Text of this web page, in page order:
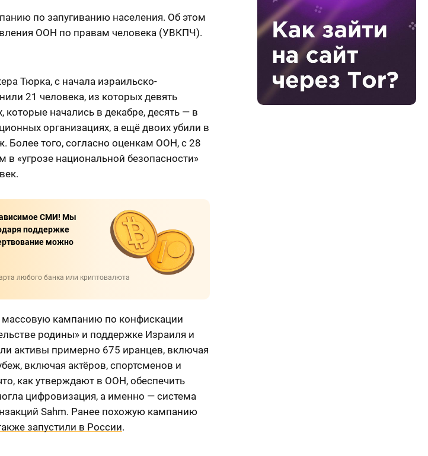
по запугиванию населения. Об этом
ООН по правам человека (УВКПЧ).
Тюрка, с начала израильско-
21 человека, из которых девять
которые начались в декабре, десять — в
организациях, а ещё двоих убили в
Более того, согласно оценкам ООН, с 28
«угрозе национальной безопасности»
СМИ! Мы
поддержке
можно
любого банка или криптовалюта
кампанию по конфискации
родины» и поддержке Израиля и
активы примерно 675 иранцев, включая
включая актёров, спортсменов и
как утверждают в ООН, обеспечить
цифровизация, а именно — система
Sahm. Ранее похожую кампанию
запустили в России.